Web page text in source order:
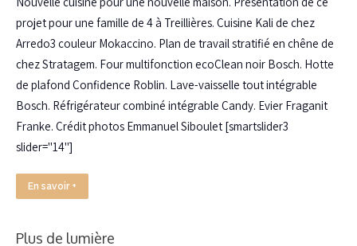
projet pour une famille de 4 à Treillières. Cuisine Kali de chez
Arredo3 couleur Mokaccino. Plan de travail stratifié en chêne de
chez Stratagem. Four multifonction ecoClean noir Bosch. Hotte
de plafond Confidence Roblin. Lave-vaisselle tout intégrable
Bosch. Réfrigérateur combiné intégrable Candy. Evier Fraganit
Franke. Crédit photos Emmanuel Siboulet [smartslider3
slider="14"]
En savoir +
Plus de lumière